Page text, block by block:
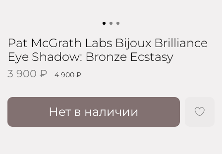
Pat McGrath Labs Bijoux Brilliance
Eye Shadow: Bronze Ecstasy
3 900 ₽ 4 900 ₽
Нет в наличии